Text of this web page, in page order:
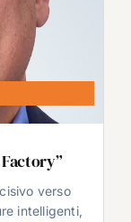
verso
intelligenti,